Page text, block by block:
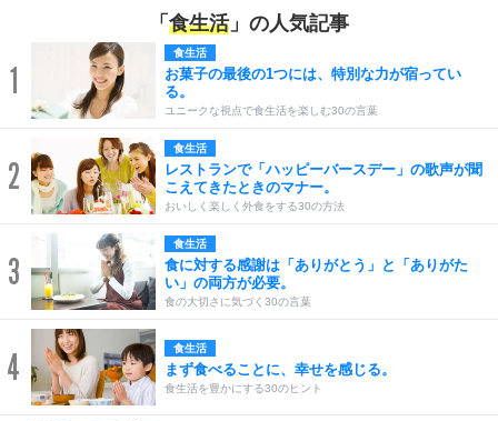
「 食生活」の人気記事
1
食生活
お菓子の最後の1つには、特別な力が宿ってい
る。
ユニークな視点で食生活を楽しむ30の言葉
2
食生活
レストランで「ハッピーバースデー」の歌声が聞
こえてきたときのマナー。
おいしく楽しく外食をする30の方法
3
食生活
食に対する感謝は「ありがとう」と「ありがた
い」の両方が必要。
食の大切さに気づく30の言葉
4 食生活
まず食べることに、幸せを感じる。
食生活を豊かにする30のヒント